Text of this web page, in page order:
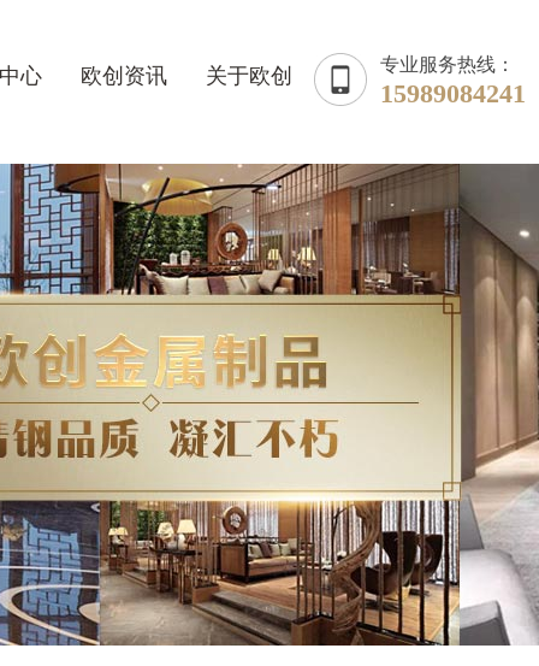
专业服务热线：
15989084241
心 欧创资讯 关于欧创